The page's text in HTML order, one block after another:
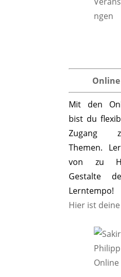
Mit den
bist du
Zugang
Themen.
von zu
Gestalte
Lerntempo!
Hier ist